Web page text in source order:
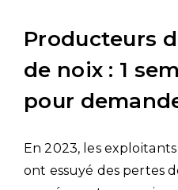
Producteurs
de noix : 1
pour
En 2023, les
ont essuyé des pertes